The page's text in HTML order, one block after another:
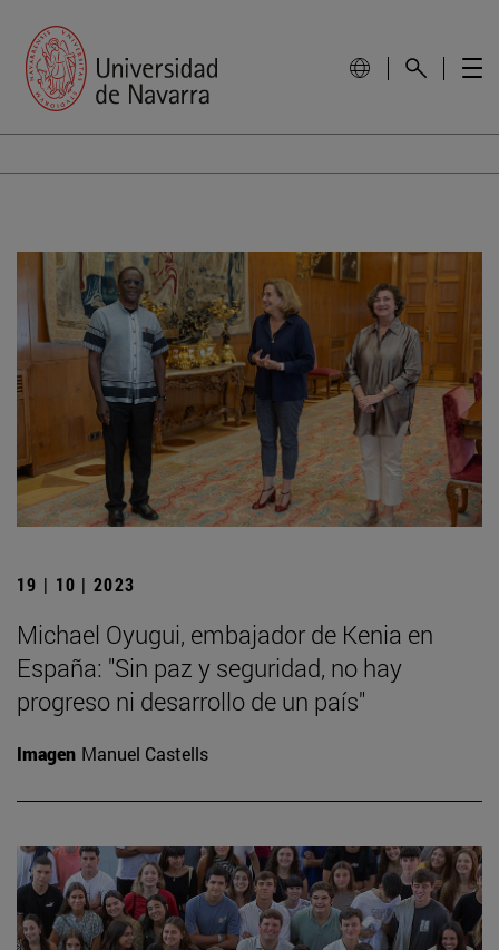
19 | 10 | 2023
Michael Oyugui, embajador de Kenia en
España: "Sin paz y seguridad, no hay
progreso ni desarrollo de un país"
Imagen Manuel Castells